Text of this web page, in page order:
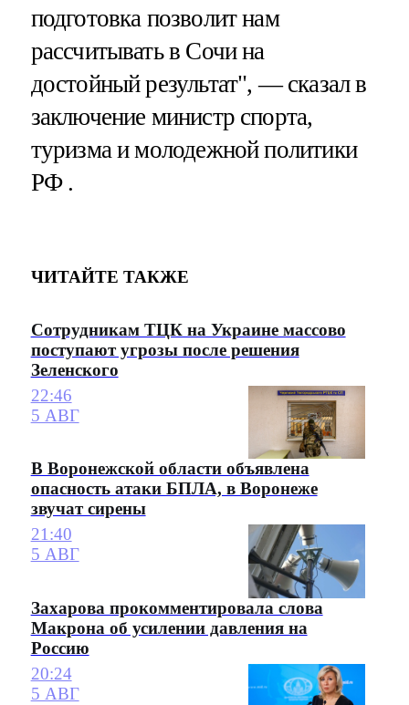
подготовка позволит нам
рассчитывать в Сочи на
достойный результат", — сказал в
заключение министр спорта,
туризма и молодежной политики
РФ .
ЧИТАЙТЕ ТАКЖЕ
Сотрудникам ТЦК на Украине массово
поступают угрозы после решения
Зеленского
22:46
5 АВГ
В Воронежской области объявлена
опасность атаки БПЛА, в Воронеже
звучат сирены
21:40
5 АВГ
Захарова прокомментировала слова
Макрона об усилении давления на
Россию
20:24
5 АВГ